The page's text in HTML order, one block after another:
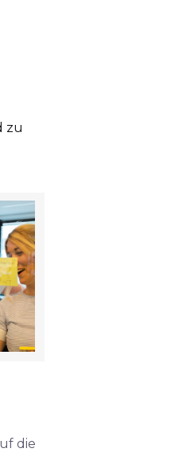
zu
die